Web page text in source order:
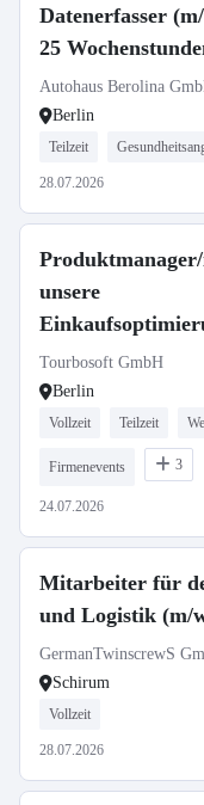
Datenerfasser
25
Autohaus Berolina
Berlin
Teilzeit
28.07.2026
unsere
Tourbo.order
Tourbosoft GmbH
Berlin
Vollzeit Teilzeit
Firmenevents 3
24.07.2026
Mitarbeiter für
und Logistik (m/
GermanTwinscrewS
Schirum
Vollzeit
28.07.2026